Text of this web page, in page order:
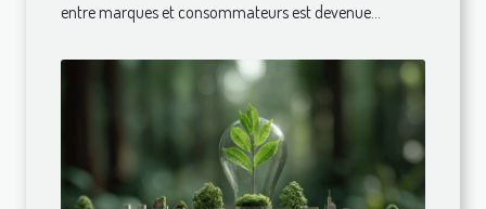
entre marques et consommateurs est devenue...